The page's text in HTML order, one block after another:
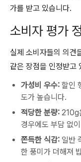
가를 받고 있습니다.
소비자 평가
실제 소비자들의 의견
같은 장점을 인정받고
가성비 우수: 할인
도가 높습니다.
적당한 분량: 210g
경우에도 부담 없
쫀득한 식감: 일반
한 풍미가 더해져